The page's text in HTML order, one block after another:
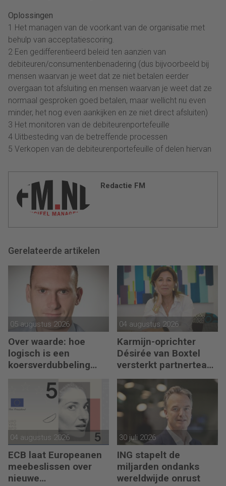
Oplossingen
1 Het managen van de voorkant van de organisatie met
behulp van acceptatiescoring.
2 Een gedifferentieerd beleid ten aanzien van
debiteuren/consumentenbenadering (dus bijvoorbeeld bij
mensen waarvan je weet dat ze niet betalen eerder
overgaan tot afsluiting en mensen waarvan je weet dat ze
normaal gesproken goed betalen, maar wellicht nu even
minder, het nog even aankijken en ze niet direct afsluiten)
3 Het monitoren van de debiteurenportefeuille
4 Uitbesteding van de betreffende processen
5 Verkopen van de debiteurenportefeuille of delen hiervan
Redactie FM
Gerelateerde artikelen
05 augustus 2026
Over waarde: hoe
logisch is een
koersverdubbeling
04 augustus 2026
Karmijn-oprichter
Désirée van Boxtel
versterkt partnerteam
CFO Capabel
04 augustus 2026
ECB laat Europeanen
meebeslissen over
nieuwe
30 juli 2026
ING stapelt de
miljarden ondanks
wereldwijde onrust